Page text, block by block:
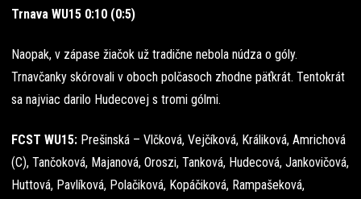
Trnava WU15 0:10 (0:5)
Naopak, v zápase žiačok už tradične nebola núdza o góly.
Trnavčanky skórovali v oboch polčasoch zhodne päťkrát. Tentokrát
sa najviac darilo Hudecovej s tromi gólmi.
FCST WU15: Prešinská – Vlčková, Vejčíková, Králiková, Amrichová
(C), Tančoková, Majanová, Oroszi, Tanková, Hudecová, Jankovičová,
Huttová, Pavlíková, Polačiková, Kopáčiková, Rampašeková,